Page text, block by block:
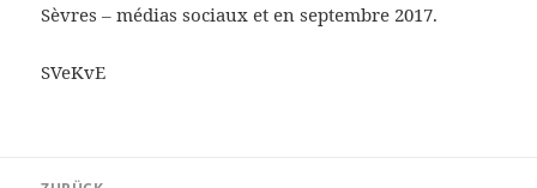
Sèvres – médias sociaux et en septembre 2017.
SVeKvE